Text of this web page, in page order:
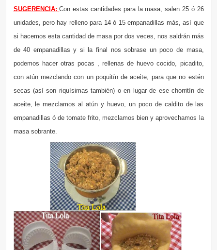
SUGERENCIA:Con estas cantidades para la masa, salen 25 ó 26
unidades, pero hay relleno para 14 ó 15 empanadillas más, así que
si hacemos esta cantidad de masa por dos veces, nos saldrán más
de 40 empanadillas y si la final nos sobrase un poco de masa,
podemos hacer otras pocas , rellenas de huevo cocido, picadito,
con atún mezclando con un poquitín de aceite, para que no estén
secas (así son riquísimas también) o en lugar de ese chorritín de
aceite, le mezclamos al atún y huevo, un poco de caldito de las
empanadillas ó de tomate frito, mezclamos bien y aprovechamos la
masa sobrante.